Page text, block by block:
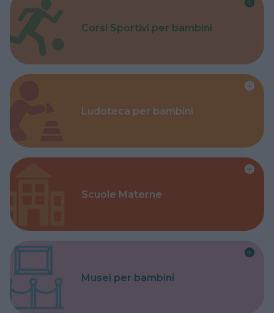
Corsi Sportivi per bambini
Ludoteca per bambini
Scuole Materne
Musei per bambini